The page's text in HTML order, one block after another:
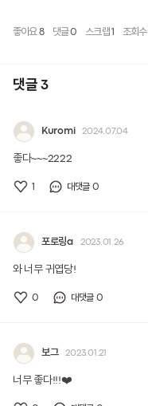
좋아요 8 댓글0 스크랩1 조회수
댓글 3
Kuromi 2024.07.04
좋다~~~2222
1 대댓글 0
포로링a 2023.01.26
와 너무 귀엽당!
0 대댓글 0
보그 2023.01.21
너무 좋다!!!❤️